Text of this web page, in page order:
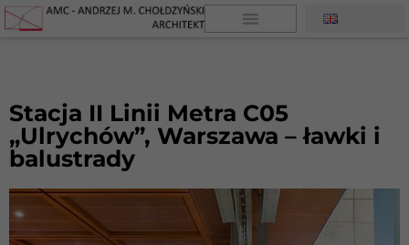
Stacja II Linii Metra C05
„Ulrychów”, Warszawa – ławki i
balustrady